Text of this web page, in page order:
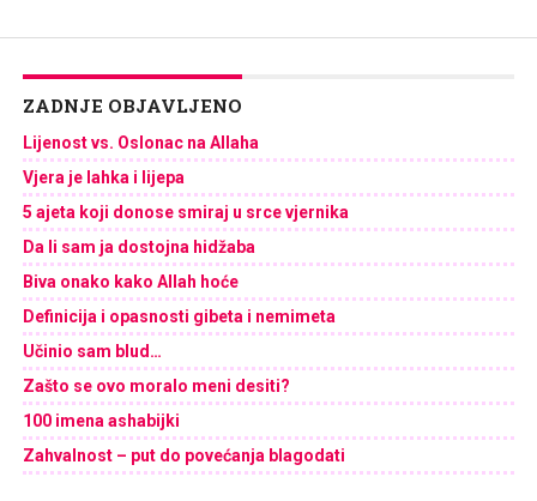
ZADNJE OBJAVLJENO
Lijenost vs. Oslonac na Allaha
Vjera je lahka i lijepa
5 ajeta koji donose smiraj u srce vjernika
Da li sam ja dostojna hidžaba
Biva onako kako Allah hoće
Definicija i opasnosti gibeta i nemimeta
Učinio sam blud…
Zašto se ovo moralo meni desiti?
100 imena ashabijki
Zahvalnost – put do povećanja blagodati